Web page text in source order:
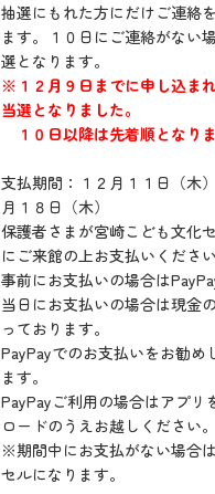
抽選にもれた方にだけご連絡
ます。１０日にご連絡がない
選となります。
※１２月９日までに申し込ま
当選となりました。
１０日以降は先着順となりま
支払期間：１２月１１日（木
月１８日（木）
保護者さまが宮崎こども文化
にご来館の上お支払いください
事前にお支払いの場合は
当日にお支払いの場合は現金
っております。
PayPayでのお支払いをお勧め
ます。
PayPayご利用の場合はアプリ
ロードのうえお越しください。
※期間中にお支払がない場合
セルになります。